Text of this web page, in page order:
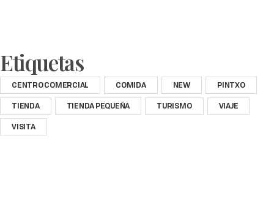
Etiquetas
CENTRO COMERCIAL COMIDA NEW
PINTXO
TIENDA
TIENDA PEQUEÑA TURISMO
VIAJE
VISITA